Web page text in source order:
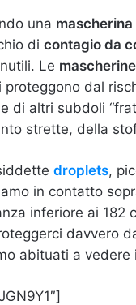
una
di contagio da
Le
dal
di altri subdoli
strette, della
droplets,
in contatto
inferiore ai 182
davvero
abituati a